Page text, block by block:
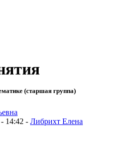
(старшая группа)
14:42 - Либрихт Елена